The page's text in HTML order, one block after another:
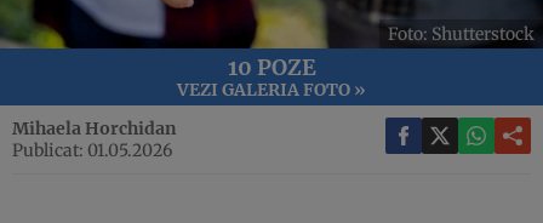
Foto: Shutterstock
10 POZE
VEZI GALERIA FOTO »
Mihaela Horchidan
Publicat: 01.05.2026